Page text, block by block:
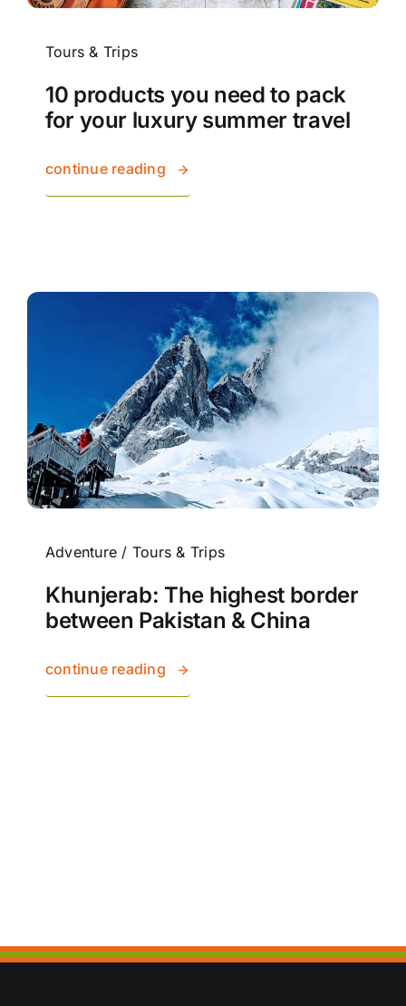
Tours & Trips
10 products you need to pack
for your luxury summer travel
continue reading
Adventure / Tours & Trips
Khunjerab: The highest border
between Pakistan & China
continue reading